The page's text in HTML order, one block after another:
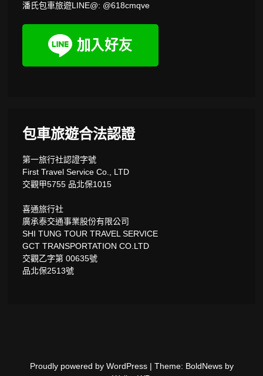
潘氏包車旅遊LINE@: @618cmqve
包車旅遊合法認證
第一旅行社認證字號
First Travel Service Co., LTD
交觀甲5755 品北保1015
喜通旅行社
廣承泰交通事業股份有限公司
SHI TUNG TOUR TRAVEL SERVICE
GCT TRANSPORTATION CO.LTD
交觀乙字第 00635號
品北保2513號
Proudly powered by WordPress | Theme: BoldNews by